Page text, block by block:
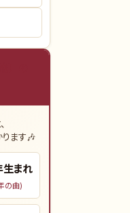
ます🎶
生まれ
の曲)